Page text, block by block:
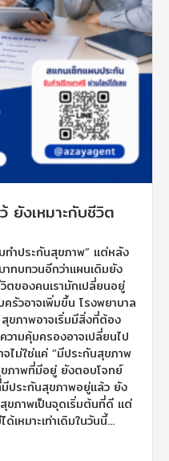
ยังเหมาะกับชีวิต
ทำประกันสุขภาพ” แต่หลัง
ทบทวนอีกว่าแผนเดิมยัง
ตของคนเรามักเปลี่ยนอยู่
รัวอาจเพิ่มขึ้น โรงพยาบาล
ขภาพอาจเริ่มมีสิ่งที่ต้อง
ามคุ้มครองอาจเปลี่ยนไป
ไม่ใช่แค่ “มีประกันสุขภาพ
ขภาพที่มีอยู่ ยังตอบโจทย์
ประกันสุขภาพอยู่แล้ว ยัง
ขภาพเป็นจุดเริ่มต้นที่ดี แต่
เหมาะเท่าเดิมในวันนี้...